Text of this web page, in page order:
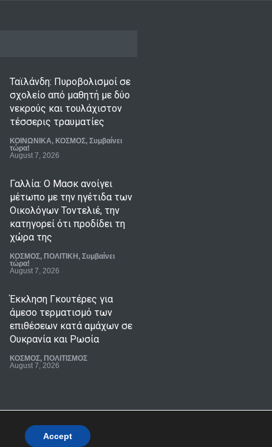
Ταϊλάνδη: Πυροβολισμοί σε
σχολείο από μαθητή με δύο
νεκρούς και τουλάχιστον
τέσσερις τραυματίες
ΚΟΙΝΩΝΙΚΑ, ΚΟΣΜΟΣ, Συμβαίνει
τώρα!
August 7, 2026
Γαλλία: Ο Μασκ ανοίγει
μέτωπο με την ηγέτιδα των
Οικολόγων Τοντελιέ, την
κατηγορεί ότι προδίδει τη
χώρα της
ΚΟΣΜΟΣ, ΠΟΛΙΤΙΚΗ , Συμβαίνει
τώρα!
August 7, 2026
Έκκληση Γκουτέρες για
άμεσο τερματισμό των
επιθέσεων κατά αμάχων σε
Ουκρανία και Ρωσία
ΚΟΣΜΟΣ, ΠΟΛΙΤΙΣΜΟΣ
August 7, 2026
την παραίτηση του Μερτς
χάκερ
Accept